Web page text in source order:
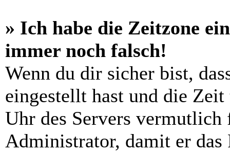
» Ich habe die Zeitzone
immer noch falsch!
Wenn du dir sicher bist,
eingestellt hast und die
Uhr des Servers
Administrator, damit er das